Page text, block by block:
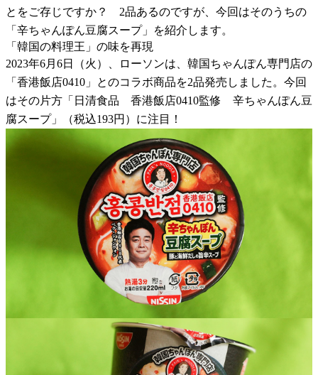
とをご存じですか？ 2品あるのですが、今回はそのうちの
「辛ちゃんぽん豆腐スープ」を紹介します。
「韓国の料理王」の味を再現
2023年6月6日（火）、ローソンは、韓国ちゃんぽん専門店の
「香港飯店0410」とのコラボ商品を2品発売しました。今回
はその片方「日清食品 香港飯店0410監修 辛ちゃんぽん豆
腐スープ」（税込193円）に注目！